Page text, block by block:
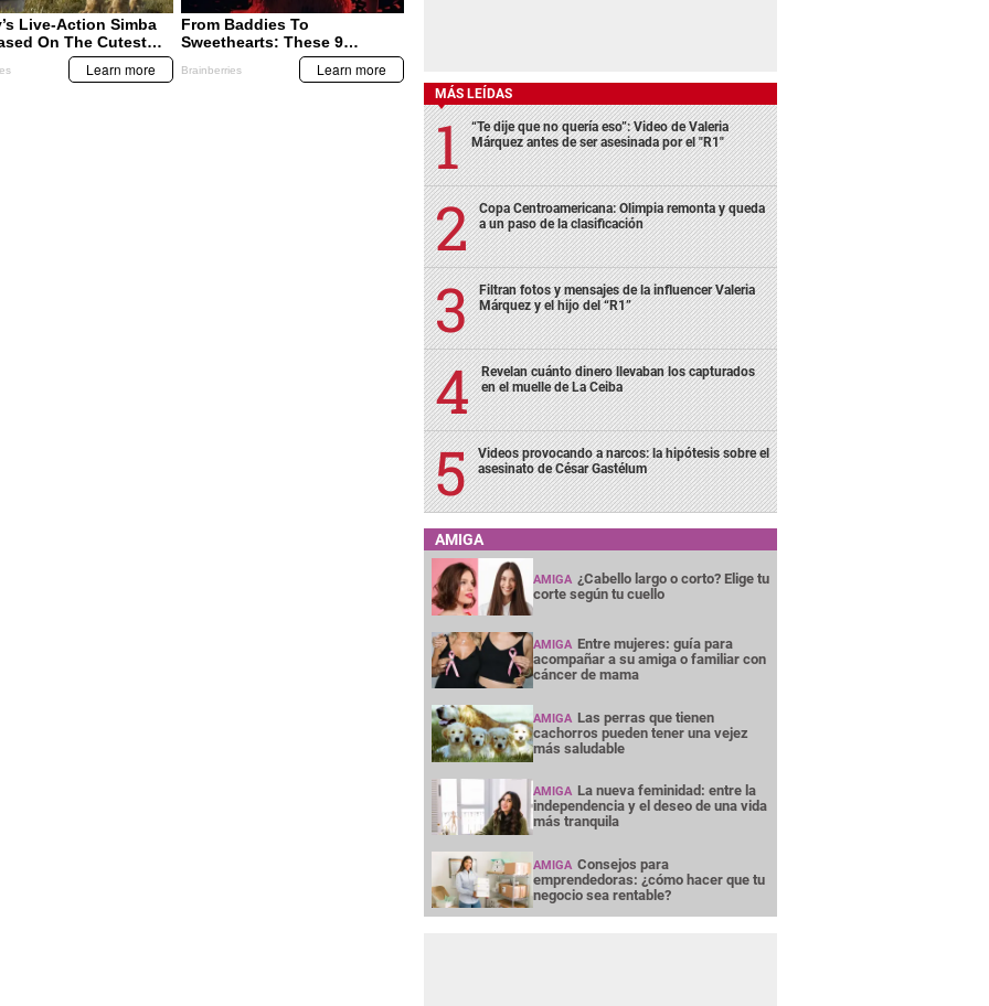
MÁS LEÍDAS
“Te dije que no quería eso”: Video de Valeria
Márquez antes de ser asesinada por el "R1"
Copa Centroamericana: Olimpia remonta y queda
a un paso de la clasificación
Filtran fotos y mensajes de la influencer Valeria
Márquez y el hijo del “R1”
Revelan cuánto dinero llevaban los capturados
en el muelle de La Ceiba
Videos provocando a narcos: la hipótesis sobre el
asesinato de César Gastélum
AMIGA
AMIGA ¿Cabello largo o corto? Elige tu
corte según tu cuello
AMIGA Entre mujeres: guía para
acompañar a su amiga o familiar con
cáncer de mama
AMIGA Las perras que tienen
cachorros pueden tener una vejez
más saludable
AMIGA La nueva feminidad: entre la
independencia y el deseo de una vida
más tranquila
AMIGA Consejos para
emprendedoras: ¿cómo hacer que tu
negocio sea rentable?